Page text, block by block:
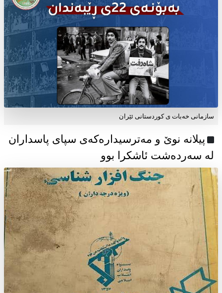
سازمانی خەبات ی كوردستانی ئێران
پیلانە نوێ و مەترسیدارەکەی سپای پاسداران
لە سەردەشت ئاشکرا بوو